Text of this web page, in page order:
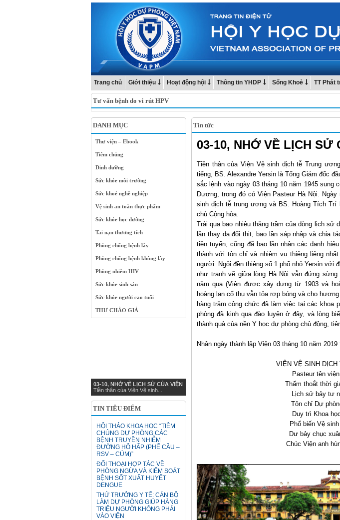
Trang chủ Giới thiệu Hoạt động hội Thông tin YHDP Sống Khoẻ TT Phát
Tư vấn bệnh do vi rút HPV
DANH MỤC
Thư viện – Ebook
Tiêm chủng
Dinh dưỡng
Sức khỏe môi trường
Sức khoẻ nghề nghiệp
Vệ sinh an toàn thực phẩm
Sức khỏe học đường
Tai nạn thương tích
Phòng chống bệnh lây
Phòng chống bệnh không lây
Phòng nhiễm HIV
Sức khỏe sinh sản
Sức khỏe người cao tuổi
THƯ CHÀO GIÁ
03-10, NHỚ VỀ LỊCH SỬ CỦA VIỆN
Tiền thân của Viện Vệ sinh...
TIN TIÊU ĐIỂM
HỘI THẢO KHOA HỌC “TIÊM
CHỦNG DỰ PHÒNG CÁC
BỆNH TRUYỀN NHIỄM
ĐƯỜNG HÔ HẤP (PHẾ CẦU –
RSV – CÚM)”
ĐỐI THOẠI HỢP TÁC VỀ
PHÒNG NGỪA VÀ KIỂM SOÁT
BỆNH SỐT XUẤT HUYẾT
DENGUE
THỨ TRƯỞNG Y TẾ: CÁN BỘ
LÀM DỰ PHÒNG GIÚP HÀNG
TRIỆU NGƯỜI KHÔNG PHẢI
VÀO VIỆN
Tin tức
03-10, NHỚ VỀ LỊCH SỬ
Tiền thân của Viện Vệ sinh dịch tễ Trung
tiếng, BS. Alexandre Yersin là Tổng Giám đốc
sắc lệnh vào ngày 03 tháng 10 năm 1945 sung
Dương, trong đó có Viện Pasteur Hà Nội.
sinh dịch tễ trung ương và BS. Hoàng Tích
chủ Cộng hòa.
Trải qua bao nhiêu thăng trầm của dòng lịch sử
lần thay da đổi thịt, bao lần sáp nhập và chia
tiền tuyến, cũng đã bao lần nhận các danh
thành với tôn chỉ và nhiệm vụ thiêng liêng
người. Ngôi đền thiêng số 1 phố nhỏ Yersin với
như tranh vẽ giữa lòng Hà Nội vẫn đứng
năm qua (Viện được xây dựng từ 1903 và
hoàng lan cổ thụ vẫn tỏa rợp bóng và cho
hàng trăm công chức đã làm việc tại các khoa
phòng đã kinh qua đào luyện ở đây, và lòng
thành quả của nền Y học dự phòng chủ động,
Nhân ngày thành lập Viện 03 tháng 10 năm
VIỆN VỆ SINH
Pasteur tên
Thấm thoắt thời
Lịch sử bảy tư
Tôn chỉ Dự
Duy trì Khoa
Phổ biến Vệ
Dư bảy chục
Chúc Viện anh